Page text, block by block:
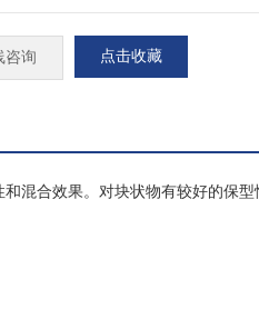
咨询 点击收藏
混合效果。对块状物有较好的保